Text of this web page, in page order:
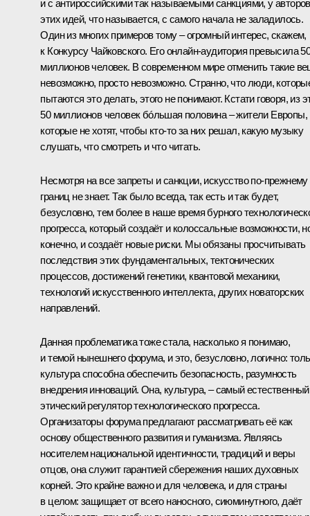
и с антироссийскими так называемыми санкциями, у авторов
этих идей, что называется, с самого начала не заладилось.
Один из многих примеров тому – огромный интерес, скажем,
к Конкурсу Чайковского. Его онлайн-аудитория превысила
миллионов человек. В современном мире отменить такие
невозможно, просто невозможно. Странно, что люди,
пытаются это делать, этого не понимают. Кстати говоря, из
50 миллионов человек бóльшая половина – жители Европы,
которые не хотят, чтобы кто-то за них решал, какую музыку
слушать, что смотреть и что читать.
Несмотря на все запреты и санкции, искусство по-прежнему
границ не знает. Так было всегда, так есть и так будет,
безусловно, тем более в наше время бурного
прогресса, который создаёт и колоссальные возможности,
конечно, и создаёт новые риски. Мы обязаны просчитывать
последствия этих фундаментальных, тектонических
процессов, достижений генетики, квантовой механики,
технологий искусственного интеллекта, других новаторских
направлений.
Данная проблематика тоже стала, насколько я понимаю,
и темой нынешнего форума, и это, безусловно, логично:
культура способна обеспечить безопасность, разумность
внедрения инноваций. Она, культура, – самый естественный
этический регулятор технологического прогресса.
Организаторы форума предлагают рассматривать её как
основу общественного развития и гуманизма. Являясь
носителем национальной идентичности, традиций и веры
отцов, она служит гарантией сбережения наших духовных
корней. Это крайне важно и для человека, и для страны
в целом: защищает от всего наносного, сиюминутного, даёт